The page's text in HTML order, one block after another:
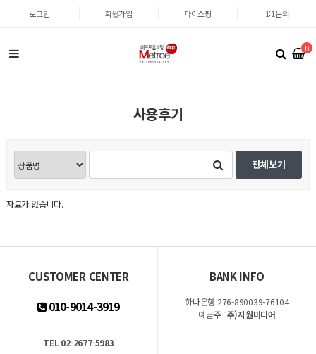
로그인 회원가입 마이쇼핑 1:1문의
0
사용후기
전체보기
자료가 없습니다.
CUSTOMER CENTER
010-9014-3919
TEL 02-2677-5983
BANK INFO
하나은행 276-890039-76104
예금주 :주)지원미디어